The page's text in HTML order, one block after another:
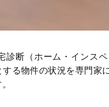
診断（ホーム・インス
る物件の状況を専門家